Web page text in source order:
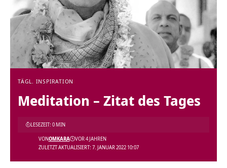
TÄGL. INSPIRATION
Meditation – Zitat des Tages
ZULETZT AKTUALISIERT: 7. JANUAR 2022 10:07
VONOMKARA VOR 4 JAHREN
LESEZEIT: 0 MIN